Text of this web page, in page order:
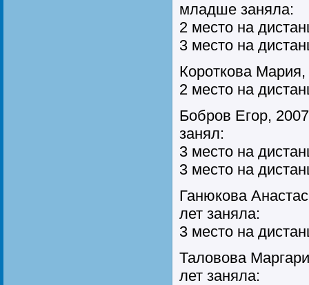
младше заняла:
2 место на
3 место на
Короткова Мария,
2 место на
Бобров Егор,
занял:
3 место на
3 место на
Ганюкова
лет заняла:
3 место на
Таловова
лет заняла: